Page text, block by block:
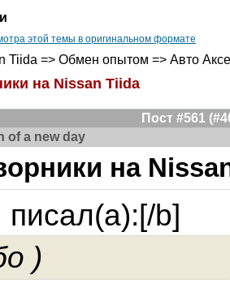
этой темы в оригинальном формате
Tiida => Обмен опытом => Авто
на Nissan Tiida
Пост #561
of a new day
на
писал(а):[/b]
)